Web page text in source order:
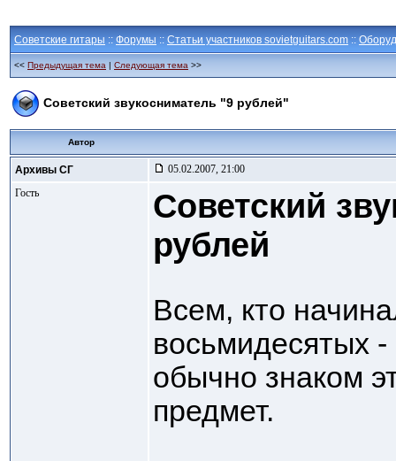
Советские гитары :: Форумы :: Статьи участников sovietguitars.com ::
<< Предыдущая тема | Следующая тема >>
Советский звукосниматель "9 рублей"
Автор
Архивы СГ
05.02.2007, 21:00
Гость
Советский
рублей
Всем, кто
восьмидесятых
обычно знаком
предмет.